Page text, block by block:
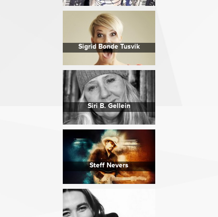
Sigrid Bonde Tusvik
Siri B. Gellein
Steff Nevers